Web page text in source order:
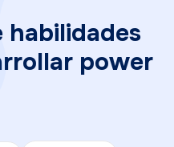
habilidades
power